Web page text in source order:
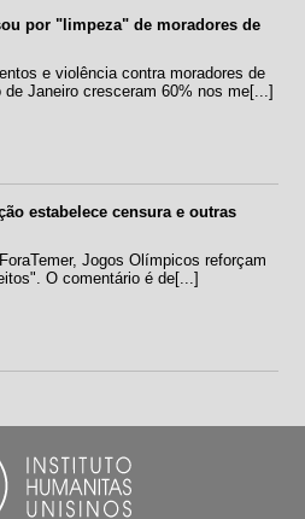
por "limpeza" de moradores de
e violência contra moradores de
de Janeiro cresceram 60% nos me[...]
estabelece censura e outras
Jogos Olímpicos reforçam
O comentário é de[...]